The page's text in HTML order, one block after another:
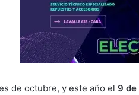
de octubre, y este año el 9